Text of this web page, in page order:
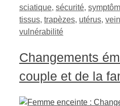
sciatique, sécurité,
tissus, trapèzes, utérus,
vulnérabilité
Changements
couple et de la